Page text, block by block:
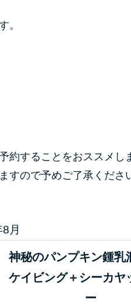
。
約することをおススメし
すので予めご了承くださ
月
神秘のパンプキン鍾
ケイビング＋シーカヤ
ー